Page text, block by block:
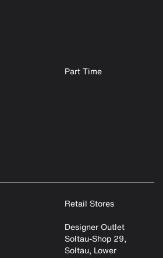
Part Time
Retail Stores
Designer Outlet
Soltau-Shop 29,
Soltau, Lower